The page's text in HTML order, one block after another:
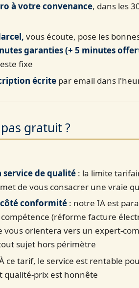
à votre convenance, dans les
vous écoute, pose les
garanties (+ 5 minutes
fixe
écrite par email dans
gratuit ?
de qualité : la limite
de vous consacrer une vraie
conformité : notre IA est
(réforme facture
vous orientera vers un expert-
sujet hors périmètre
ce tarif, le service est rentable
qualité-prix est honnête